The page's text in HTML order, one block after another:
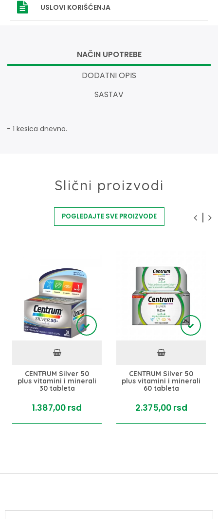
USLOVI KORIŠĆENJA
NAČIN UPOTREBE
DODATNI OPIS
SASTAV
- 1 kesica dnevno.
Slični proizvodi
POGLEDAJTE SVE PROIZVODE
CENTRUM Silver 50
plus vitamini i minerali
30 tableta
1.387,00 rsd
CENTRUM Silver 50
plus vitamini i minerali
60 tableta
2.375,00 rsd